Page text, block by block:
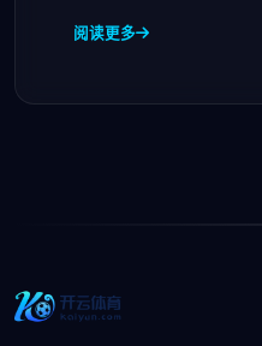
阅读更多